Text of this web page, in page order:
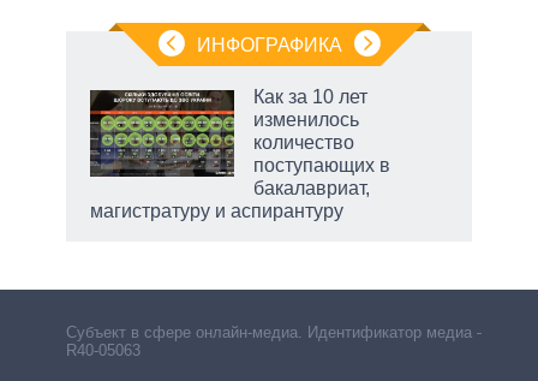
ИНФОГРАФИКА
Как за 10 лет
изменилось
количество
поступающих в
бакалавриат,
магистратуру и аспирантуру
Субъект в сфере онлайн-медиа. Идентификатор медиа –
R40-05063